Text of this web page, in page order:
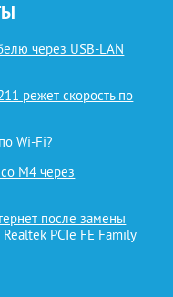
через USB-LAN
режет скорость по
Wi-Fi?
M4 через
после замены
PCIe FE Family